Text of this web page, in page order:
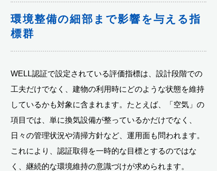
環境整備の細部まで影響を与える指
標群
WELL認証で設定されている評価指標は、設計段階での
工夫だけでなく、建物の利用時にどのような状態を維持
しているかも対象に含まれます。たとえば、「空気」の
項目では、単に換気設備が整っているかだけでなく、
日々の管理状況や清掃方針など、運用面も問われます。
これにより、認証取得を一時的な目標とするのではな
く、継続的な環境維持の意識づけが求められます。